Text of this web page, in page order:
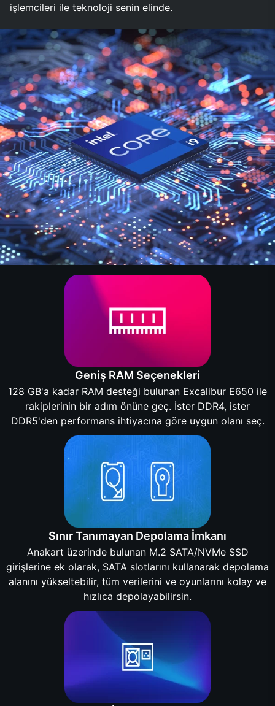
işlemcileri ile teknoloji senin elinde.
Geniş RAM Seçenekleri
128 GB'a kadar RAM desteği bulunan Excalibur E650 ile
rakiplerinin bir adım önüne geç. İster DDR4, ister
DDR5'den performans ihtiyacına göre uygun olanı seç.
Sınır Tanımayan Depolama İmkanı
Anakart üzerinde bulunan M.2 SATA/NVMe SSD
girişlerine ek olarak, SATA slotlarını kullanarak depolama
alanını yükseltebilir, tüm verilerini ve oyunlarını kolay ve
hızlıca depolayabilirsin.